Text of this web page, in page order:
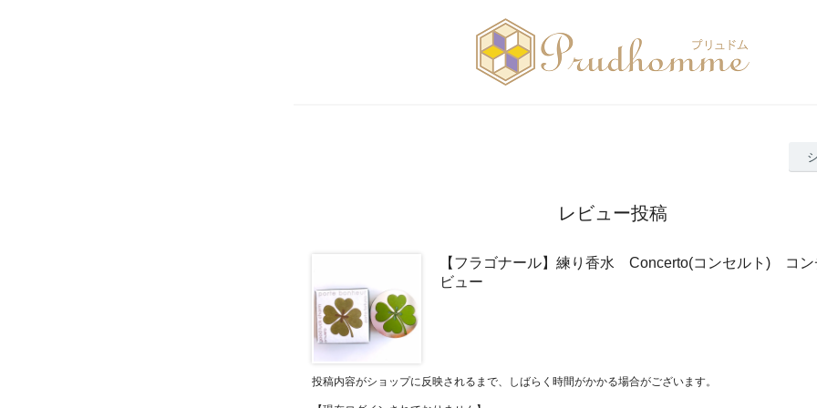
レビュー投稿
【フラゴナール】練り香水 Concerto(コンセルト) コン
ビュー
投稿内容がショップに反映されるまで、しばらく時間がかかる場合がございます。